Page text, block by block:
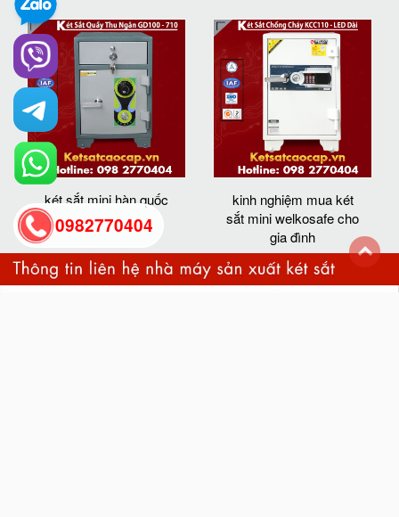
két sắt mini hàn quốc
kinh nghiệm mua két
sắt mini welkosafe cho
gia đình
0982770404
back